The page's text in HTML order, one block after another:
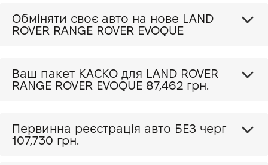
Прайс Range Rover Evoque 2.0 P 249 SE
Прайс Range Rover Evoque 2.0 P 300 Base
Обміняти своє авто на нове LAND
ROVER RANGE ROVER EVOQUE
Ваш пакет КАСКО для LAND ROVER
RANGE ROVER EVOQUE 87,462 грн.
Первинна реєстрація авто БЕЗ черг
107,730 грн.